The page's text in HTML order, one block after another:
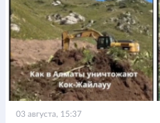
03 августа, 15:37